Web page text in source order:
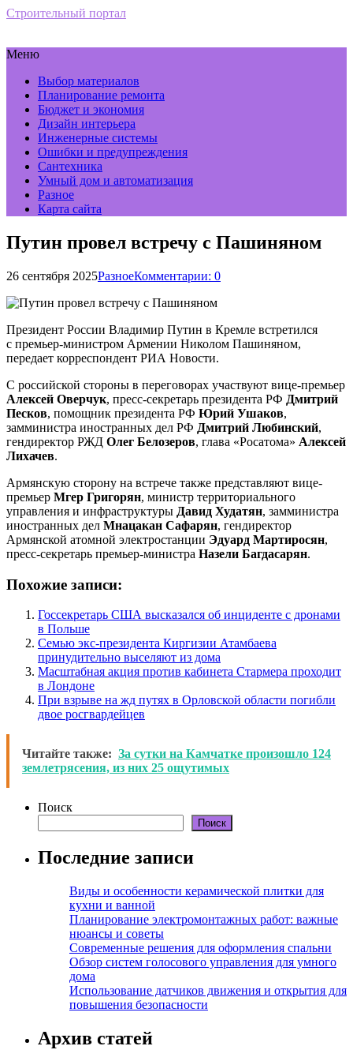
Строительный портал
Меню
Выбор материалов
Планирование ремонта
Бюджет и экономия
Дизайн интерьера
Инженерные системы
Ошибки и предупреждения
Сантехника
Умный дом и автоматизация
Разное
Карта сайта
Путин провел встречу с Пашиняном
26 сентября 2025РазноеКомментарии: 0
Президент России Владимир Путин в Кремле встретился
с премьер-министром Армении Николом Пашиняном,
передает корреспондент РИА Новости.
С российской стороны в переговорах участвуют вице-премьер
Алексей Оверчук, пресс-секретарь президента РФ Дмитрий
Песков, помощник президента РФ Юрий Ушаков,
замминистра иностранных дел РФ Дмитрий Любинский,
гендиректор РЖД Олег Белозеров, глава «Росатома» Алексей
Лихачев.
Армянскую сторону на встрече также представляют вице-
премьер Мгер Григорян, министр территориального
управления и инфраструктуры Давид Худатян, замминистра
иностранных дел Мнацакан Сафарян, гендиректор
Армянской атомной электростанции Эдуард Мартиросян,
пресс-секретарь премьер-министра Назели Багдасарян.
Похожие записи:
Госсекретарь США высказался об инциденте с дронами
в Польше
Семью экс-президента Киргизии Атамбаева
принудительно выселяют из дома
Масштабная акция против кабинета Стармера проходит
в Лондоне
При взрыве на жд путях в Орловской области погибли
двое росгвардейцев
Читайте также: За сутки на Камчатке произошло 124
землетрясения, из них 25 ощутимых
Поиск
Поиск
Последние записи
Виды и особенности керамической плитки для
кухни и ванной
Планирование электромонтажных работ: важные
нюансы и советы
Современные решения для оформления спальни
Обзор систем голосового управления для умного
дома
Использование датчиков движения и открытия для
повышения безопасности
Архив статей